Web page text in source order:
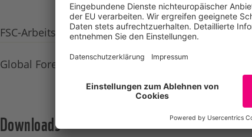
FSC-Arbeitsgruppe Deutschland
Global Forest & Trade Network
Downloads